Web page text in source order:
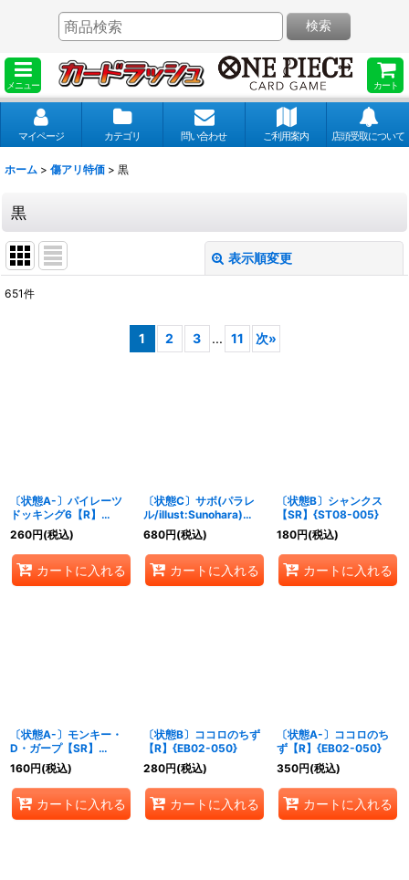
メニュー カート
検索
マイページ カテゴリ 問い合わせ ご利用案内 店頭受取について
ホーム > 傷アリ特価 > 黒
黒
表示順変更
651件
1 2 3 ... 11 次»
〔状態A-〕パイレーツ
ドッキング6【R】
{OP15-088}
260円(税込)
カートに入れる
〔状態C〕サボ(パラレ
ル/illust:Sunohara)
【SR/P】{PRB02-014}
680円(税込)
カートに入れる
〔状態B〕シャンクス
【SR】{ST08-005}
180円(税込)
カートに入れる
〔状態A-〕モンキー・
D・ガープ【SR】
{OP11-095}
160円(税込)
カートに入れる
〔状態B〕ココロのちず
【R】{EB02-050}
280円(税込)
カートに入れる
〔状態A-〕ココロのち
ず【R】{EB02-050}
350円(税込)
カートに入れる